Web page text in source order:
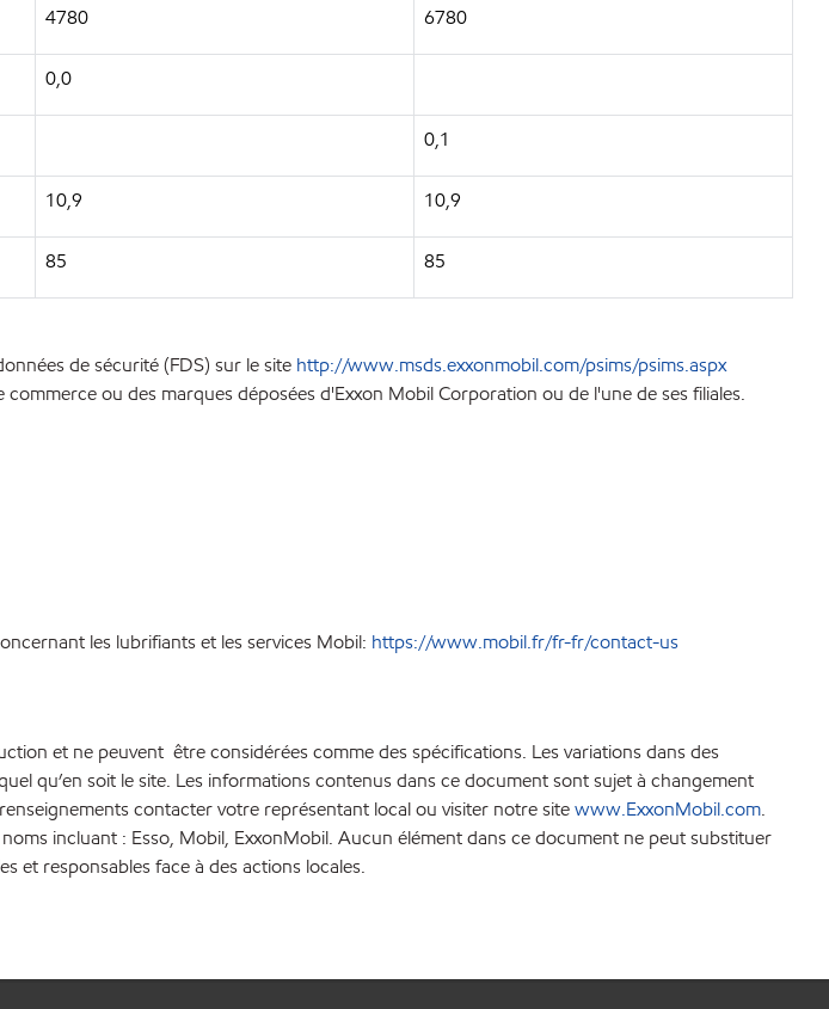
4780 6780
0,0
0,1
10,9 10,9
85 85
de sécurité (FDS) sur le site http://www.msds.exxonmobil.com/psims/psims.aspx
ou des marques déposées d'Exxon Mobil Corporation ou de l'une de ses filiales.
les lubrifiants et les services Mobil: https://www.mobil.fr/fr-fr/contact-us
et ne peuvent être considérées comme des spécifications. Les variations dans des
qu’en soit le site. Les informations contenus dans ce document sont sujet à changement
contacter votre représentant local ou visiter notre sitewww.ExxonMobil.com.
incluant : Esso, Mobil, ExxonMobil. Aucun élément dans ce document ne peut substituer
et responsables face à des actions locales.